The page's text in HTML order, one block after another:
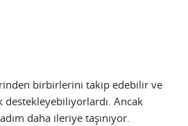
birbirlerini takip edebilir ve
Ancak
daha ileriye taşınıyor.